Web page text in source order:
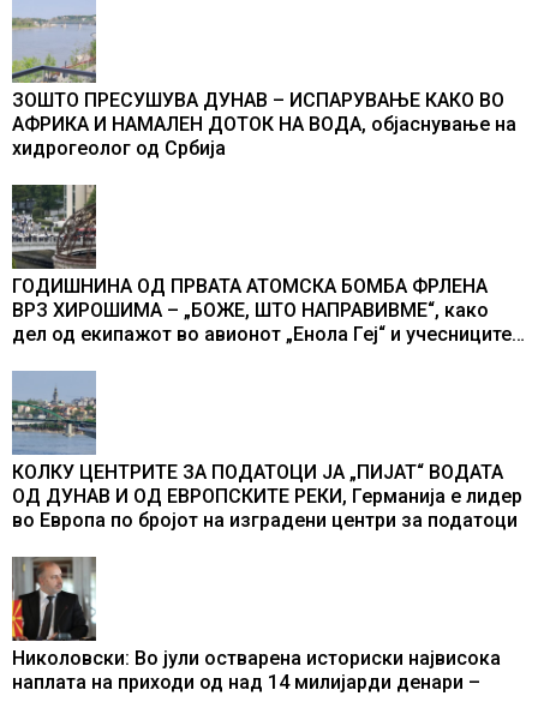
ЗОШТО ПРЕСУШУВА ДУНАВ – ИСПАРУВАЊЕ КАКО ВО
АФРИКА И НАМАЛЕН ДОТОК НА ВОДА, објаснување на
хидрогеолог од Србија
ГОДИШНИНА ОД ПРВАТА АТОМСКА БОМБА ФРЛЕНА
ВРЗ ХИРОШИМА – „БОЖЕ, ШТО НАПРАВИВМЕ“, како
дел од екипажот во авионот „Енола Геј“ и учесниците
промени текот на историјата
КОЛКУ ЦЕНТРИТЕ ЗА ПОДАТОЦИ ЈА „ПИЈАТ“ ВОДАТА
ОД ДУНАВ И ОД ЕВРОПСКИТЕ РЕКИ, Германија е лидер
во Европа по бројот на изградени центри за податоци
Николовски: Во јули остварена историски највисока
наплата на приходи од над 14 милијарди денари –